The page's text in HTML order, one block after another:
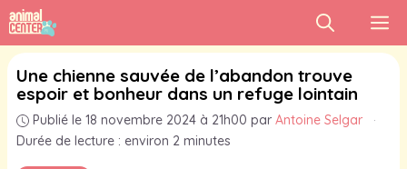
Aller
au
contenu
Une chienne sauvée de l’abandon trouve
espoir et bonheur dans un refuge lointain
Publié le 18 novembre 2024 à 21h00 par Antoine Selgar
·
Durée de lecture : environ 2 minutes